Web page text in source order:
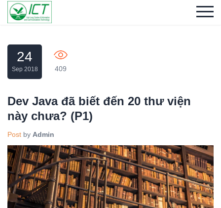
24
Sep 2018 409
Dev Java đã biết đến 20 thư viện
này chưa? (P1)
Post by Admin